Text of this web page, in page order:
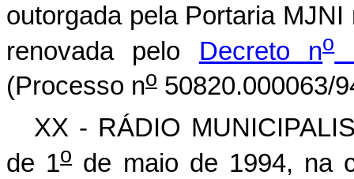
outorgada pela Portaria MJNI
renovada pelo Decreto no
(Processo no 50820.000063/
XX - RÁDIO
de 1ode maio de 1994, na